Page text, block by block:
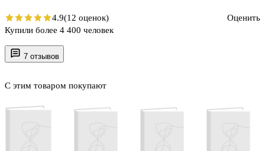
7 отзывов
С этим товаром покупают
4.9(12 оценок)
Оценить
Купили более 4 400 человек